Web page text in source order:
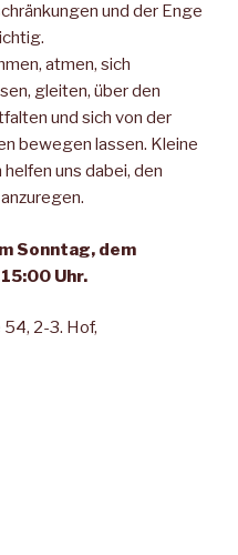
und der Enge
atmen, sich
gleiten, über den
und sich von der
bewegen lassen. Kleine
uns dabei, den
Sonntag, dem
Uhr.
54, 2-3. Hof,